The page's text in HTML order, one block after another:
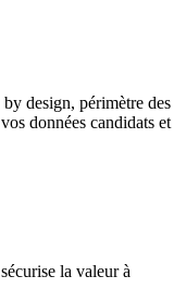
design, périmètre des
données candidats et
la valeur à